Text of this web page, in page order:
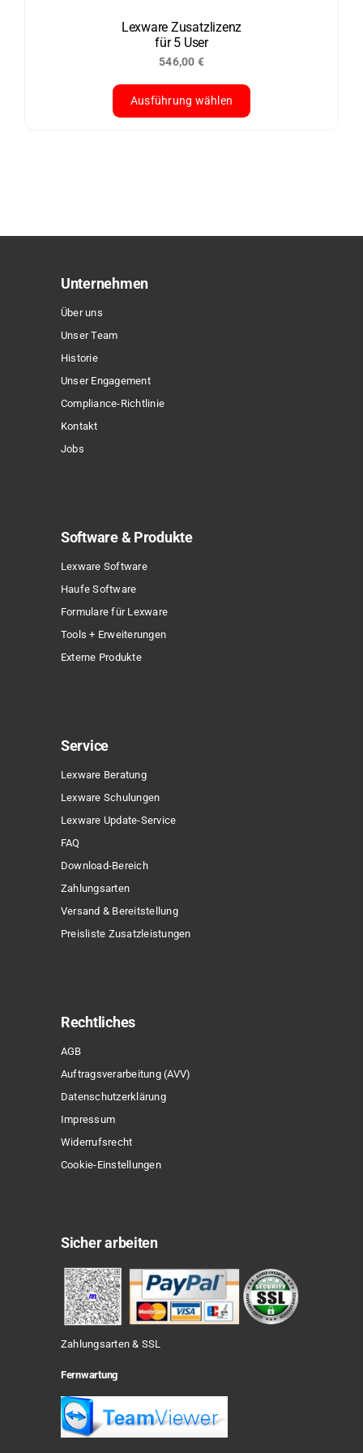
Sonderpreis
der
Produktseite
werden
Lexware Zusatzlizenz
für 5 User
546,00 €
Ausführung wählen
auf.
Optionen
gewählt
Unternehmen
Über uns
Unser Team
Historie
Unser Engagement
Compliance-Richtlinie
Kontakt
Jobs
Software & Produkte
Lexware Software
Haufe Software
Formulare für Lexware
Tools + Erweiterungen
Externe Produkte
Service
Lexware Beratung
Lexware Schulungen
Lexware Update-Service
FAQ
Download-Bereich
Zahlungsarten
Versand & Bereitstellung
Preisliste Zusatzleistungen
Rechtliches
AGB
Auftragsverarbeitung (AVV)
Datenschutzerklärung
Impressum
Widerrufsrecht
Cookie-Einstellungen
Sicher arbeiten
Zahlungsarten & SSL
Fernwartung